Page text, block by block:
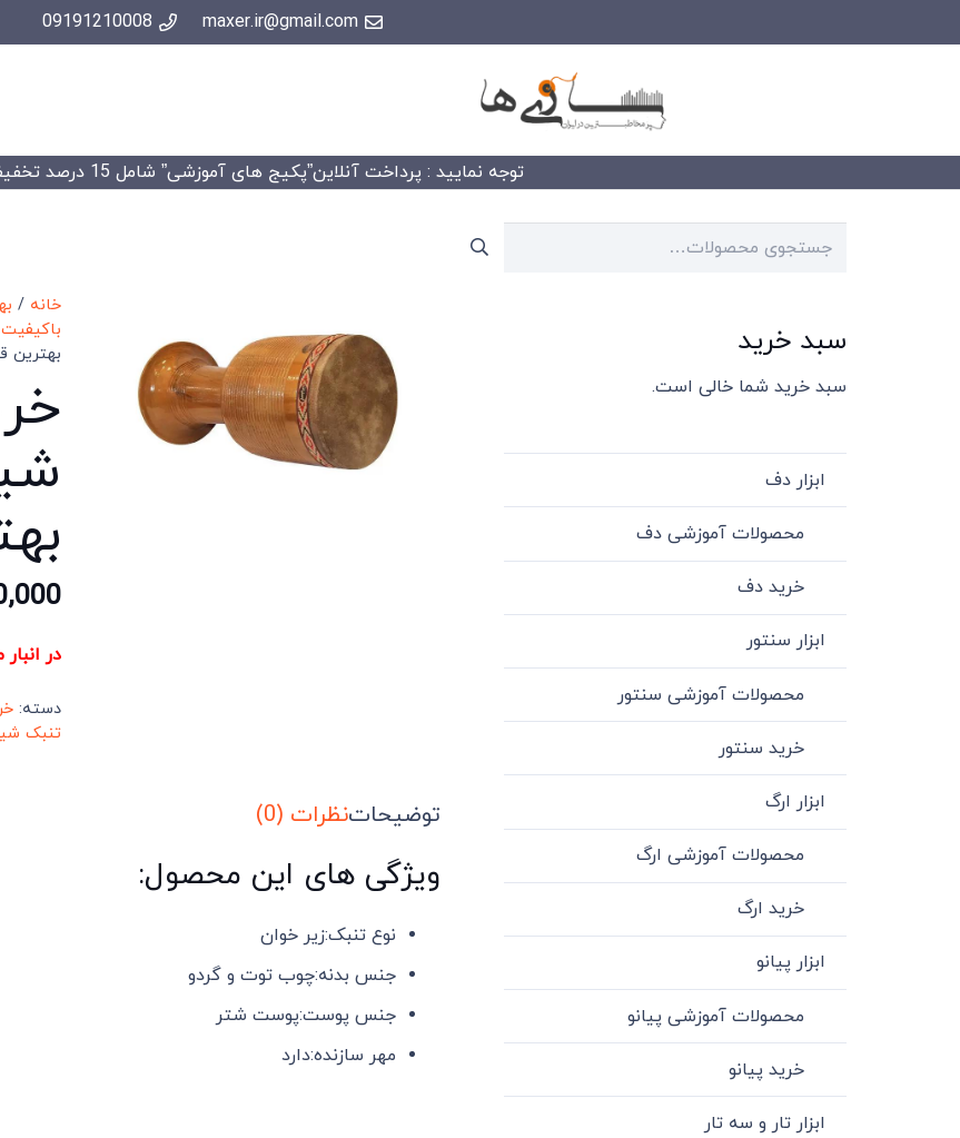
maxer.ir@gmail.com
09191210008
توجه نمایید : پرداخت آنلاین”پکیج های آموزشی” شامل 15 درصد تخفیف خواهد شد.
خانه /
بهترین
در
دسته:
تنبک
توضیحاتنظرات (0)
ویژگی های این محصول:
نوع تنبک:زیر خوان
جنس بدنه:چوب توت و گردو
جنس پوست:پوست شتر
مهر سازنده:دارد
جستجو
سبد خرید
سبد خرید شما خالی است.
ابزار دف
محصولات آموزشی دف
خرید دف
ابزار سنتور
محصولات آموزشی سنتور
خرید سنتور
ابزار ارگ
محصولات آموزشی ارگ
خرید ارگ
ابزار پیانو
محصولات آموزشی پیانو
خرید پیانو
ابزار تار و سه تار